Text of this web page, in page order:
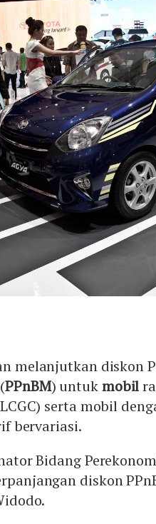
melanjutkan diskon
PPnBM) untukmobil
serta mobil
bervariasi.
Bidang
diskon